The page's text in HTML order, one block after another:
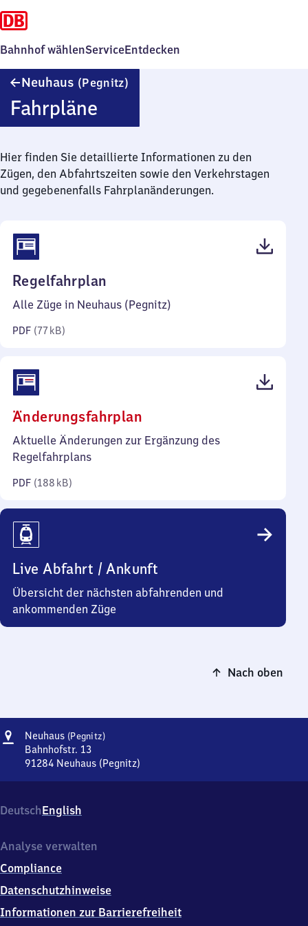
Bahnhof wählenServiceEntdecken
Neuhaus (Pegnitz)
Fahrpläne
Hier finden Sie detaillierte Informationen zu den
Zügen, den Abfahrtszeiten sowie den Verkehrstagen
und gegebenenfalls Fahrplanänderungen.
Regelfahrplan
77
Alle Züge in Neuhaus (Pegnitz)
PDF (77 kB)
Änderungsfahrplan
188
Aktuelle Änderungen zur Ergänzung des
Regelfahrplans
PDF (188 kB)
Live Abfahrt / Ankunft
Übersicht der nächsten abfahrenden und
ankommenden Züge
Nach oben
Adresse
Neuhaus (Pegnitz)Neuhaus
Bahnhofstr. 13
91284 Neuhaus (Pegnitz)
Bahnhofstr.
13,
1
8
4
(Pegnitz)
DeutschEnglish
Analyse verwalten
Compliance
Datenschutzhinweise
Informationen zur Barrierefreiheit